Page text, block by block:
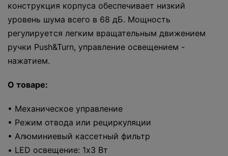
конструкция корпуса обеспечивает низкий
уровень шума всего в 68 дБ. Мощность
регулируется легким вращательным движением
ручки Push&Turn, управление освещением -
нажатием.
О товаре:
• Механическое управление
• Режим отвода или рециркуляции
• Алюминиевый кассетный фильтр
• LED освещение: 1x3 Вт